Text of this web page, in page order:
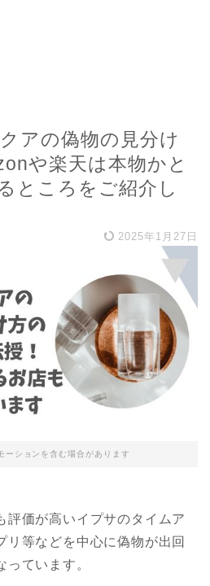
アの偽物の見分け
や楽天は本物かと
ところをご紹介し
2025年1月27日
ーションを含む場合があります
評価が高いイプサのタイムア
リ等などを中心に偽物が出回
っています。